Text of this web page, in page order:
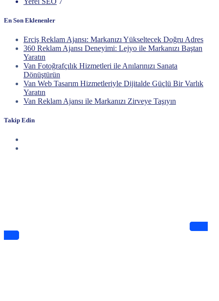
En Son Eklenenler
Erciş Reklam Ajansı: Markanızı Yükseltecek Doğru Adres
360 Reklam Ajansı Deneyimi: Lejyo ile Markanızı Baştan
Yaratın
Van Fotoğrafçılık Hizmetleri ile Anılarınızı Sanata
Dönüştürün
Van Web Tasarım Hizmetleriyle Dijitalde Güçlü Bir Varlık
Yaratın
Van Reklam Ajansı ile Markanızı Zirveye Taşıyın
Takip Edin